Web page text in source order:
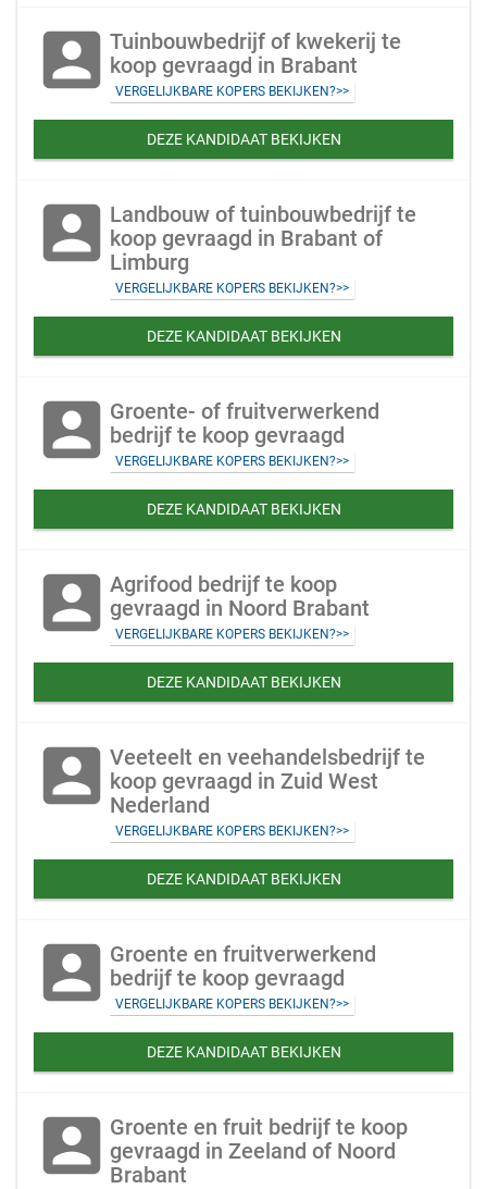
account_box Tuinbouwbedrijf of kwekerij te
koop gevraagd in Brabant
VERGELIJKBARE KOPERS BEKIJKEN?>>
DEZE KANDIDAAT BEKIJKEN
account_box Landbouw of tuinbouwbedrijf te
koop gevraagd in Brabant of
Limburg
VERGELIJKBARE KOPERS BEKIJKEN?>>
DEZE KANDIDAAT BEKIJKEN
account_box Groente- of fruitverwerkend
bedrijf te koop gevraagd
VERGELIJKBARE KOPERS BEKIJKEN?>>
DEZE KANDIDAAT BEKIJKEN
account_box Agrifood bedrijf te koop
gevraagd in Noord Brabant
VERGELIJKBARE KOPERS BEKIJKEN?>>
DEZE KANDIDAAT BEKIJKEN
account_box Veeteelt en veehandelsbedrijf te
koop gevraagd in Zuid West
Nederland
VERGELIJKBARE KOPERS BEKIJKEN?>>
DEZE KANDIDAAT BEKIJKEN
account_box Groente en fruitverwerkend
bedrijf te koop gevraagd
VERGELIJKBARE KOPERS BEKIJKEN?>>
DEZE KANDIDAAT BEKIJKEN
account_box Groente en fruit bedrijf te koop
gevraagd in Zeeland of Noord
Brabant